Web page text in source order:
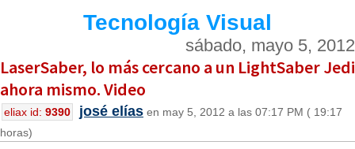
Tecnología Visual
sábado, mayo 5, 2012
LaserSaber, lo más cercano a un LightSaber Jedi
ahora mismo. Video
eliax id: 9390 josé elías en may 5, 2012 a las 07:17 PM ( 19:17
horas)